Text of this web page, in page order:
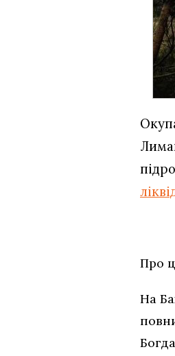
Про
На